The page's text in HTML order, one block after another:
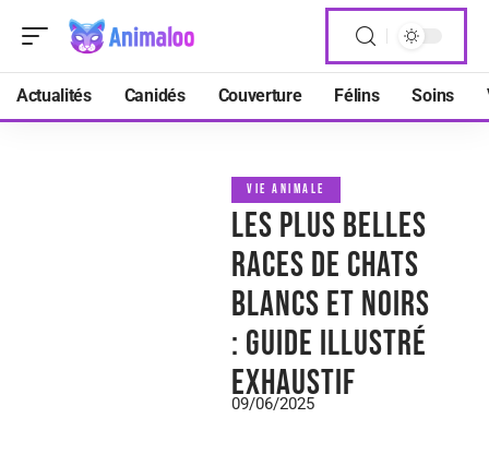
Actualités Canidés Couverture Félins Soins
VIE ANIMALE
Les plus belles
races de chats
blancs et noirs
: guide illustré
exhaustif
09/06/2025